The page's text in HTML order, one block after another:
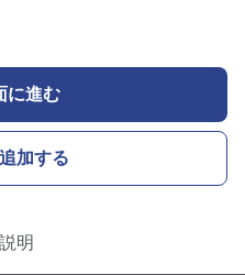
に進む
加する
明